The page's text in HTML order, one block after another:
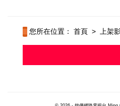
您所在位置： 首頁 > 上架